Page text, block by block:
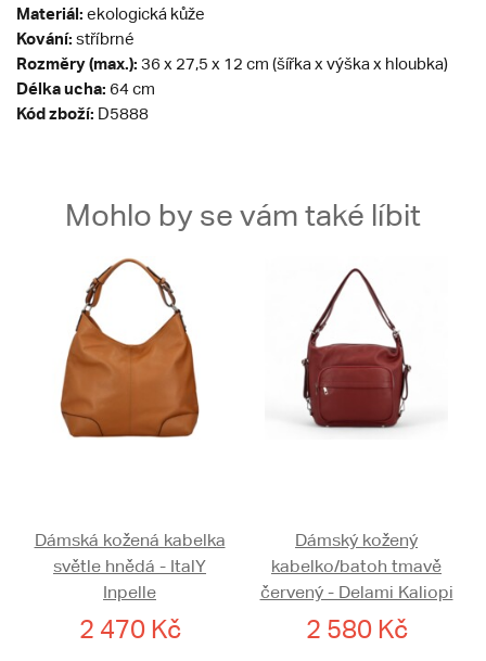
Materiál: ekologická kůže
Kování: stříbrné
Rozměry (max.): 36 x 27,5 x 12 cm (šířka x výška x hloubka)
Délka ucha: 64 cm
Kód zboží: D5888
Mohlo by se vám také líbit
Dámská kožená kabelka
světle hnědá - ItalY
Inpelle
2 470 Kč
Dámský kožený
kabelko/batoh tmavě
červený - Delami Kaliopi
2 580 Kč